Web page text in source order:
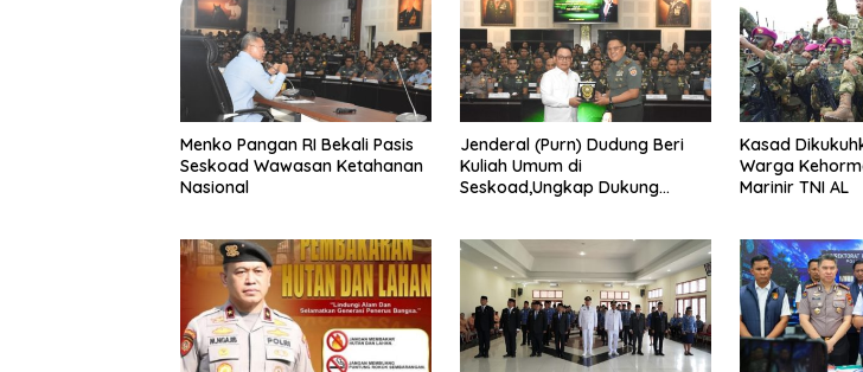
Menko Pangan RI Bekali Pasis
Seskoad Wawasan Ketahanan
Nasional
Jenderal (Purn) Dudung Beri
Kuliah Umum di
Seskoad,Ungkap Dukung
Kasad
Warga
Marinir TNI AL